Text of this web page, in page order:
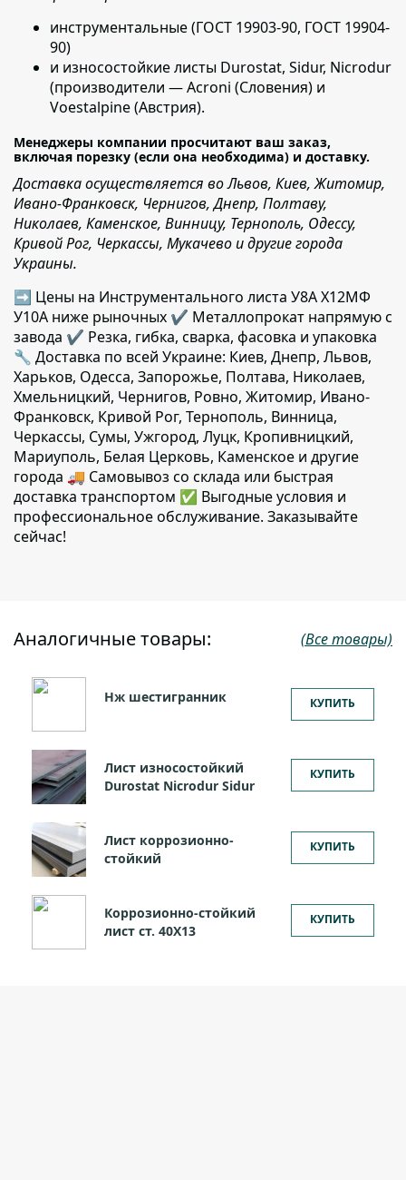
инструментальные(ГОСТ 19903-90, ГОСТ 19904-
90)
и износостойкие листы Durostat, Sidur, Nicrodur
(производители — Acroni (Словения) и
Voestalpine (Австрия).
Менеджеры компании просчитают ваш заказ,
включая порезку (если она необходима) и доставку.
Доставка осуществляется во Львов, Киев, Житомир,
Ивано-Франковск, Чернигов, Днепр, Полтаву,
Николаев, Каменское, Винницу, Тернополь, Одессу,
Кривой Рог, Черкассы, Мукачево и другие города
Украины.
➡ Цены на Инструментального листа У8А Х12МФ
У10А ниже рыночных ✔️ Металлопрокат напрямую с
завода ✔️ Резка, гибка, сварка, фасовка и упаковка
🔧 Доставка по всей Украине: Киев, Днепр, Львов,
Харьков, Одесса, Запорожье, Полтава, Николаев,
Хмельницкий, Чернигов, Ровно, Житомир, Ивано-
Франковск, Кривой Рог, Тернополь, Винница,
Черкассы, Сумы, Ужгород, Луцк, Кропивницкий,
Мариуполь, Белая Церковь, Каменское и другие
города 🚚 Самовывоз со склада или быстрая
доставка транспортом ✅ Выгодные условия и
профессиональное обслуживание. Заказывайте
сейчас!
Аналогичные товары: (Все товары)
Нж шестигранник КУПИТЬ
Лист износостойкий
Durostat Nicrodur Sidur
КУПИТЬ
Лист коррозионно-
стойкий
КУПИТЬ
Коррозионно-стойкий
лист ст. 40Х13
КУПИТЬ